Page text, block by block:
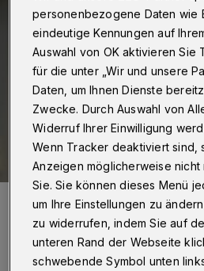
Kämmerer Dr. Stefan Kühn.
personenbezogene Daten wie
eindeutige Kennungen auf
Auswahl von OK aktivieren
für die unter „Wir und unsere
Daten, um Ihnen Dienste
Zwecke. Durch Auswahl von
Widerruf Ihrer Einwilligung
Wenn Tracker deaktiviert sind,
Anzeigen möglicherweise
Sie. Sie können dieses Menü
um Ihre Einstellungen zu
zu widerrufen, indem Sie auf
unteren Rand der Webseite
schwebende Symbol unten